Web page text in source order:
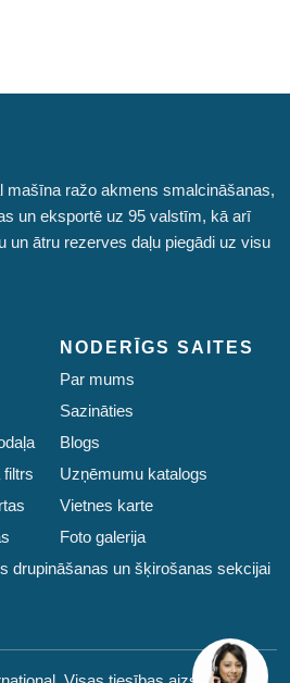
mašīna ražo akmens smalcināšanas,
un eksportē uz 95 valstīm, kā arī
un ātru rezerves daļu piegādi uz visu
drupināšanas un šķirošanas sekcijai
NODERĪGS SAITES
Par mums
Sazināties
Blogs
Uzņēmumu katalogs
Vietnes karte
Foto galerija